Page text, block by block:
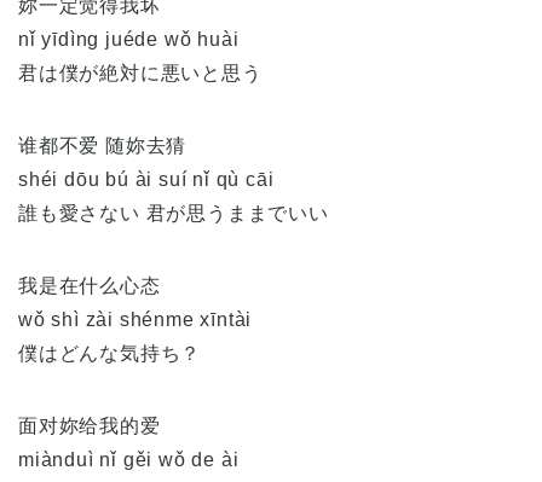
妳一定觉得我坏
nǐ yīdìng juéde wǒ huài
君は僕が絶対に悪いと思う
谁都不爱 随妳去猜
shéi dōu bú ài suí nǐ qù cāi
誰も愛さない 君が思うままでいい
我是在什么心态
wǒ shì zài shénme xīntài
僕はどんな気持ち？
面对妳给我的爱
miànduì nǐ gěi wǒ de ài